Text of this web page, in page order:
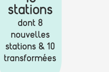
stations
dont 8
nouvelles
stations & 10
transformées